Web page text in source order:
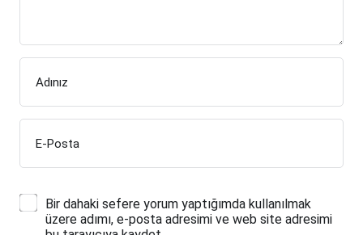
Adınız
E-Posta
Bir dahaki sefere yorum yaptığımda kullanılmak
üzere adımı, e-posta adresimi ve web site adresimi